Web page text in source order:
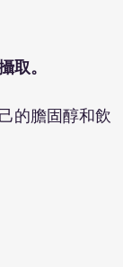
取。
的膽固醇和飲